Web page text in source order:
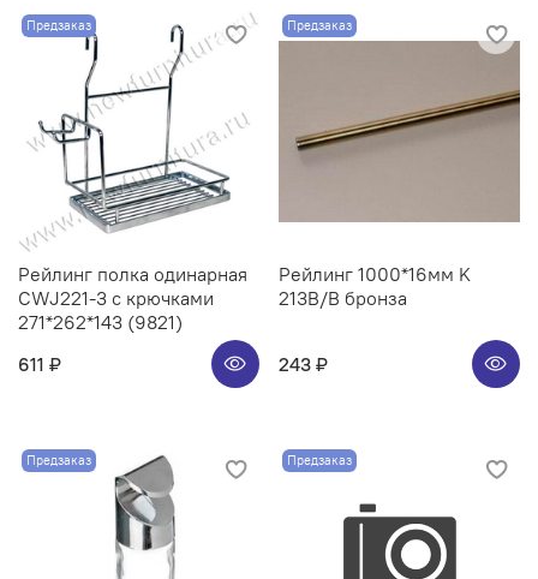
Предзаказ
Рейлинг полка одинарная
CWJ221-3 с крючками
271*262*143 (9821)
611 ₽
Предзаказ
Рейлинг 1000*16мм K
213B/B бронза
243 ₽
Предзаказ Предзаказ